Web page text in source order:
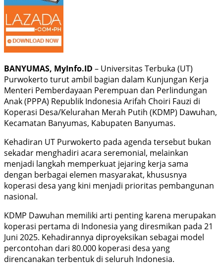
BANYUMAS, MyInfo.ID – Universitas Terbuka (UT)
Purwokerto turut ambil bagian dalam Kunjungan Kerja
Menteri Pemberdayaan Perempuan dan Perlindungan
Anak (PPPA) Republik Indonesia Arifah Choiri Fauzi di
Koperasi Desa/Kelurahan Merah Putih (KDMP) Dawuhan,
Kecamatan Banyumas, Kabupaten Banyumas.
Kehadiran UT Purwokerto pada agenda tersebut bukan
sekadar menghadiri acara seremonial, melainkan
menjadi langkah memperkuat jejaring kerja sama
dengan berbagai elemen masyarakat, khususnya
koperasi desa yang kini menjadi prioritas pembangunan
nasional.
KDMP Dawuhan memiliki arti penting karena merupakan
koperasi pertama di Indonesia yang diresmikan pada 21
Juni 2025. Kehadirannya diproyeksikan sebagai model
percontohan dari 80.000 koperasi desa yang
direncanakan terbentuk di seluruh Indonesia.